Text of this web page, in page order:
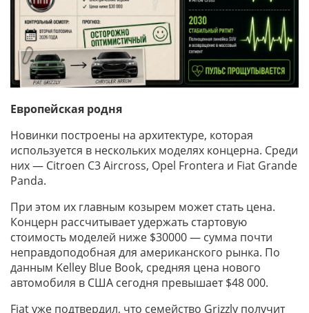
Европейская родня
Новинки построены на архитектуре, которая
используется в нескольких моделях концерна. Среди
них — Citroen C3 Aircross, Opel Frontera и Fiat Grande
Panda.
При этом их главным козырем может стать цена.
Концерн рассчитывает удержать стартовую
стоимость моделей ниже $30000 — сумма почти
неправдоподобная для американского рынка. По
данным Kelley Blue Book, средняя цена нового
автомобиля в США сегодня превышает $48 000.
Fiat уже подтвердил, что семейство Grizzly получит